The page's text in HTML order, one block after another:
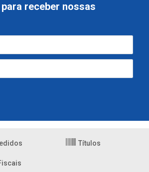
receber nossas
Títulos